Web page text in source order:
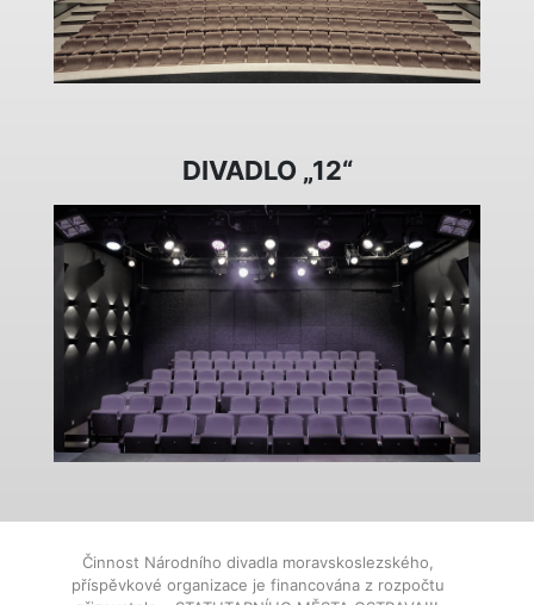
DIVADLO „12“
Činnost Národního divadla moravskoslezského,
příspěvkové organizace je financována z rozpočtu